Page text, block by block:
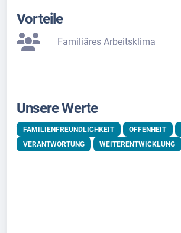
Vorteile
Familiäres Arbeitsklima
Unsere Werte
FAMILIENFREUNDLICHKEIT OFFENHEIT
VERANTWORTUNG
WEITERENTWICKLUNG